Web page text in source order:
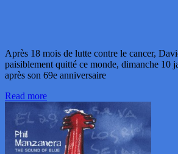
Après 18 mois de lutte contre le cancer,
paisiblement quitté ce monde, dimanche 10
après son 69e anniversaire
Read more